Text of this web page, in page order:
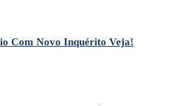
Com Novo Inquérito Veja!